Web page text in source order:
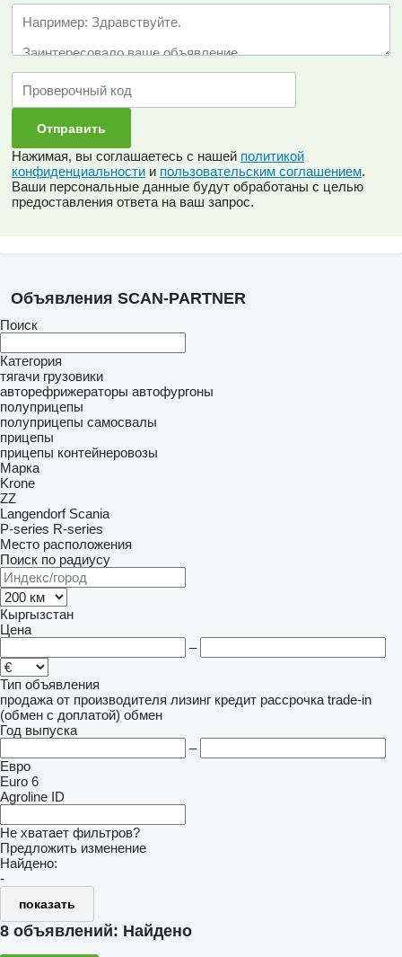
Нажимая, вы соглашаетесь с нашей политикой
конфиденциальности и пользовательским соглашением.
Ваши персональные данные будут обработаны с целью
предоставления ответа на ваш запрос.
Объявления SCAN-PARTNER
Поиск
Категория
тягачи грузовики
авторефрижераторы автофургоны
полуприцепы
полуприцепы самосвалы
прицепы
прицепы контейнеровозы
Марка
Krone
ZZ
Langendorf Scania
P-series R-series
Место расположения
Поиск по радиусу
Кыргызстан
Цена
–
Тип объявления
продажа от производителя лизинг кредит рассрочка trade-in
(обмен с доплатой) обмен
Год выпуска
–
Евро
Euro 6
Agroline ID
Не хватает фильтров?
Предложить изменение
Найдено:
-
показать
8 объявлений: Найдено